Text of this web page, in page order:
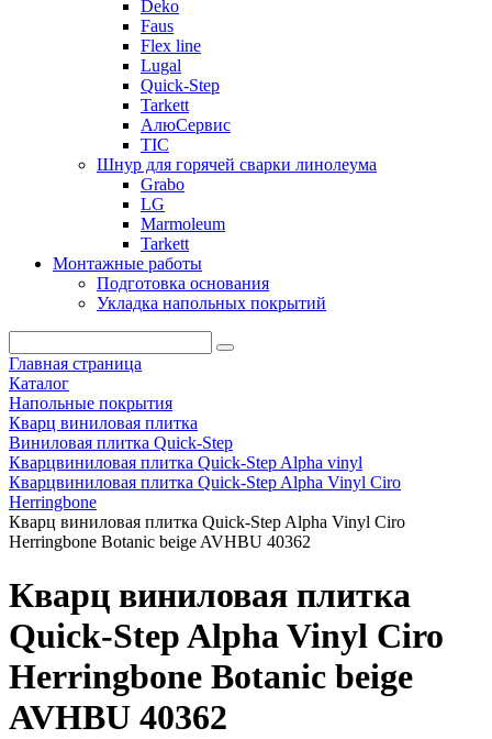
Deko
Faus
Flex line
Lugal
Quick-Step
Tarkett
АлюСервис
ТІС
Шнур для горячей сварки линолеума
Grabo
LG
Marmoleum
Tarkett
Монтажные работы
Подготовка основания
Укладка напольных покрытий
Главная страница
Каталог
Напольные покрытия
Кварц виниловая плитка
Виниловая плитка Quick-Step
Кварцвиниловая плитка Quick-Step Alpha vinyl
Кварцвиниловая плитка Quick-Step Alpha Vinyl Ciro
Herringbone
Кварц виниловая плитка Quick-Step Alpha Vinyl Ciro
Herringbone Botanic beige AVHBU 40362
Кварц виниловая плитка
Quick-Step Alpha Vinyl Ciro
Herringbone Botanic beige
AVHBU 40362